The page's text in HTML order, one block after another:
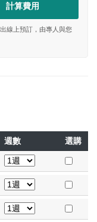
計算費用
線上預訂，由專人與您
週數
選購